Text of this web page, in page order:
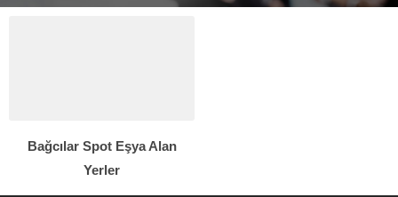
Bağcılar Spot Eşya Alan
Yerler